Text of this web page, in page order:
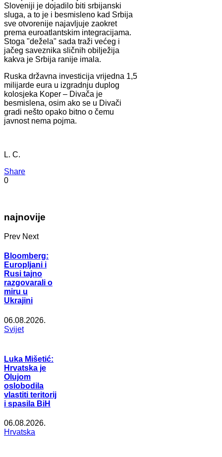
Sloveniji je dojadilo biti srbijanski
sluga, a to je i besmisleno kad Srbija
sve otvorenije najavljuje zaokret
prema euroatlantskim integracijama.
Stoga "dežela" sada traži većeg i
jačeg saveznika sličnih obilježija
kakva je Srbija ranije imala.
Ruska državna investicija vrijedna 1,5
milijarde eura u izgradnju duplog
kolosjeka Koper – Divača je
besmislena, osim ako se u Divači
gradi nešto opako bitno o čemu
javnost nema pojma.
L. C.
Share
0
najnovije
Prev Next
Bloomberg:
Europljani i
Rusi tajno
razgovarali o
miru u
Ukrajini
06.08.2026.
Svijet
Luka Mišetić:
Hrvatska je
Olujom
oslobodila
vlastiti teritorij
i spasila BiH
06.08.2026.
Hrvatska